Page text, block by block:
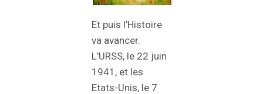
Et puis l’Histoire
va avancer.
L’URSS, le 22 juin
1941, et les
Etats-Unis, le 7